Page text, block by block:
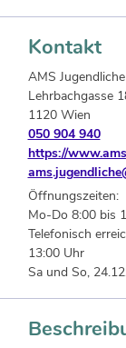
Kontakt
AMS
Lehrbachgasse
1120 Wien
050 904 940
https://
Öffnungszeiten:
Mo-Do 8:00 bis
Telefonisch
13:00 Uhr
Sa und So,